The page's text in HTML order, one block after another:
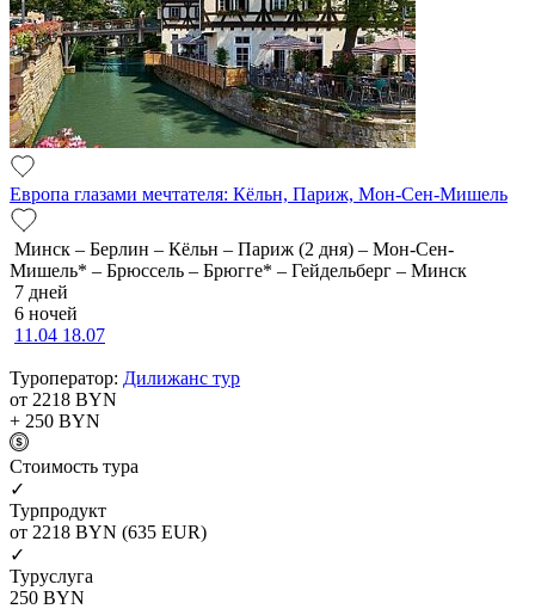
Европа глазами мечтателя: Кёльн, Париж, Мон-Сен-Мишель
Минск – Берлин – Кёльн – Париж (2 дня) – Мон-Сен-
Мишель* – Брюссель – Брюгге* – Гейдельберг – Минск
7 дней
6 ночей
11.04 18.07
Туроператор: Дилижанс тур
от 2218 BYN
+ 250 BYN
Cтоимость тура
✓
Турпродукт
от 2218 BYN (635 EUR)
✓
Туруслуга
250 BYN